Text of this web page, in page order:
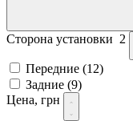
Сторона установки 2
Передние (12)
Задние (9)
Цена, грн